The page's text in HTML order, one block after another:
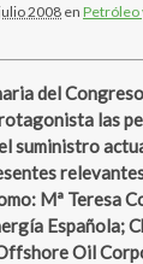
2008 en Petróleo
del
las
suministro
Mª Teresa
Española;
Oil